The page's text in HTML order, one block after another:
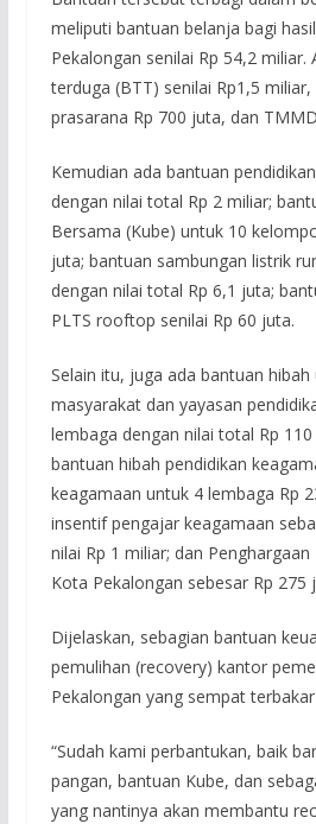
meliputi bantuan belanja bagi
Pekalongan senilai Rp 54,2
terduga (BTT) senilai Rp1,5
prasarana Rp 700 juta, dan
Kemudian ada bantuan
dengan nilai total Rp 2 miliar;
Bersama (Kube) untuk 10
juta; bantuan sambungan listrik
dengan nilai total Rp 6,1 juta;
PLTS rooftop senilai Rp 60 juta.
Selain itu, juga ada bantuan
masyarakat dan yayasan
lembaga dengan nilai total Rp
bantuan hibah pendidikan
keagamaan untuk 4 lembaga Rp
insentif pengajar keagamaan
nilai Rp 1 miliar; dan
Kota Pekalongan sebesar Rp 275
Dijelaskan, sebagian bantuan
pemulihan (recovery) kantor
Pekalongan yang sempat
“Sudah kami perbantukan, baik
pangan, bantuan Kube, dan
yang nantinya akan membantu